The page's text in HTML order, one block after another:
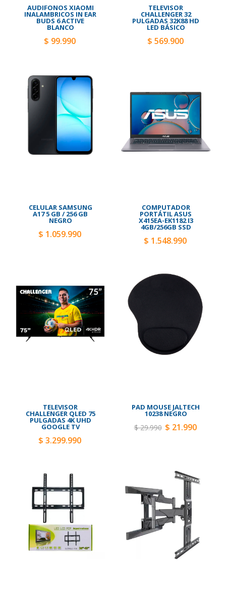
AUDIFONOS XIAOMI
INALAMBRICOS IN EAR
BUDS 6 ACTIVE
BLANCO
$ 99.990
TELEVISOR
CHALLENGER 32
PULGADAS 32K88 HD
LED BÁSICO
$ 569.900
CELULAR SAMSUNG
A17 5 GB / 256 GB
NEGRO
$ 1.059.990
COMPUTADOR
PORTÁTIL ASUS
X415EA-EK1182 I3
4GB/256GB SSD
$ 1.548.990
TELEVISOR
CHALLENGER QLED 75
PULGADAS 4K UHD
GOOGLE TV
$ 3.299.990
PAD MOUSE JALTECH
10238 NEGRO
$ 29.990 $ 21.990